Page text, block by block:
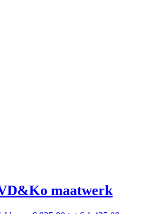
maatwerk